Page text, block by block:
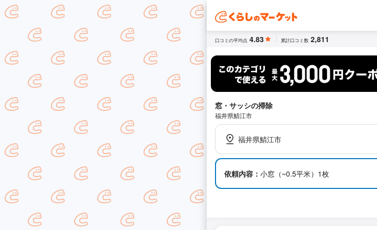
口コミの平均点 4.83 累計口コミ数 2,811
窓・サッシの掃除
福井県鯖江市
福井県鯖江市
依頼内容： 小窓（~0.5平米）1枚